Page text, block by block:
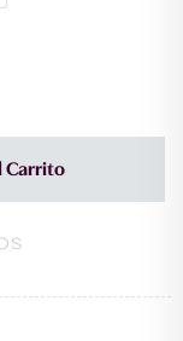
Carrito